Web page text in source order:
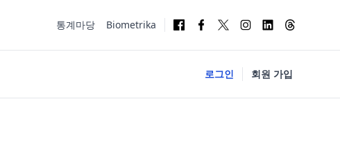
통계마당 Biometrika
로그인 회원 가입